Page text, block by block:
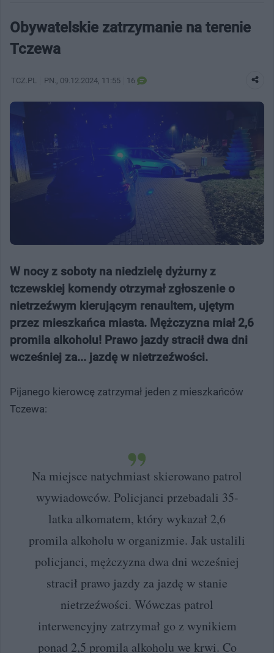
Obywatelskie zatrzymanie na terenie
Tczewa
TCZ.PL PN. , 09.12.2024, 11:55 16
W nocy z soboty na niedzielę dyżurny z
tczewskiej komendy otrzymał zgłoszenie o
nietrzeźwym kierującym renaultem, ujętym
przez mieszkańca miasta. Mężczyzna miał 2,6
promila alkoholu! Prawo jazdy stracił dwa dni
wcześniej za... jazdę w nietrzeźwości.
Pijanego kierowcę zatrzymał jeden z mieszkańców
Tczewa:
Na miejsce natychmiast skierowano patrol
wywiadowców. Policjanci przebadali 35-
latka alkomatem, który wykazał 2,6
promila alkoholu w organizmie. Jak ustalili
policjanci, mężczyzna dwa dni wcześniej
stracił prawo jazdy za jazdę w stanie
nietrzeźwości. Wówczas patrol
interwencyjny zatrzymał go z wynikiem
ponad 2,5 promila alkoholu we krwi. Co